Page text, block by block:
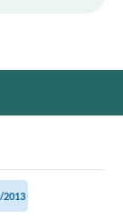
2013